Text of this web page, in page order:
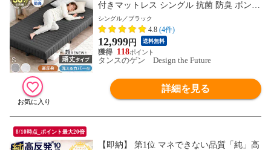
付きマットレス シングル 抗菌 防臭 ボンネ
ルコイル 高反発 脚付きマットレスベッド
シングル ベッド 脚付き 足つきマットレス
ベッド ベット おしゃれ 頑丈 17800062〔ブ
ラック〕
シングル／ブラック
4.8 (4件)
12,999円 送料無料
118
タンスのゲン Design the Future
詳細を見る
8/10時点_ポイント最大20倍
【即納】 第1位 マネできない品質「純」高